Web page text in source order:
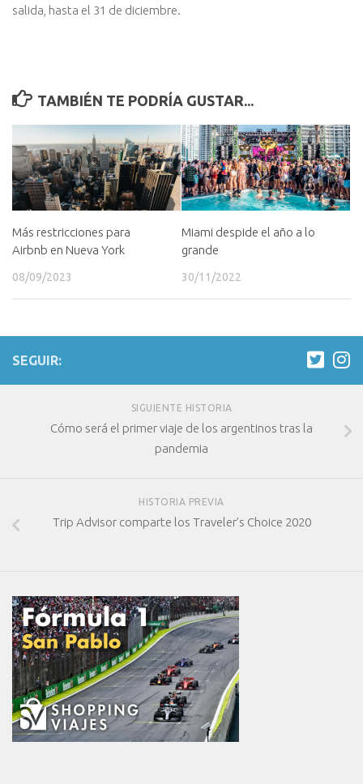
salida, hasta el 31 de diciembre.
TAMBIÉN TE PODRÍA GUSTAR...
Más restricciones para
Airbnb en Nueva York
08/09/2023
Miami despide el año a lo
grande
30/11/2022
SEGUIR:
SIGUIENTE HISTORIA
Cómo será el primer viaje de los argentinos tras la
pandemia
HISTORIA PREVIA
Trip Advisor comparte los Traveler’s Choice 2020